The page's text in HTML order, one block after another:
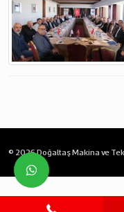
© 2026 Doğaltaş Makina ve